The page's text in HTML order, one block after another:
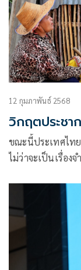
12 กุมภาพันธ์ 2568
วิกฤตประชา
ขณะนี้ประเทศไท
ไม่ว่าจะเป็นเรื่อง